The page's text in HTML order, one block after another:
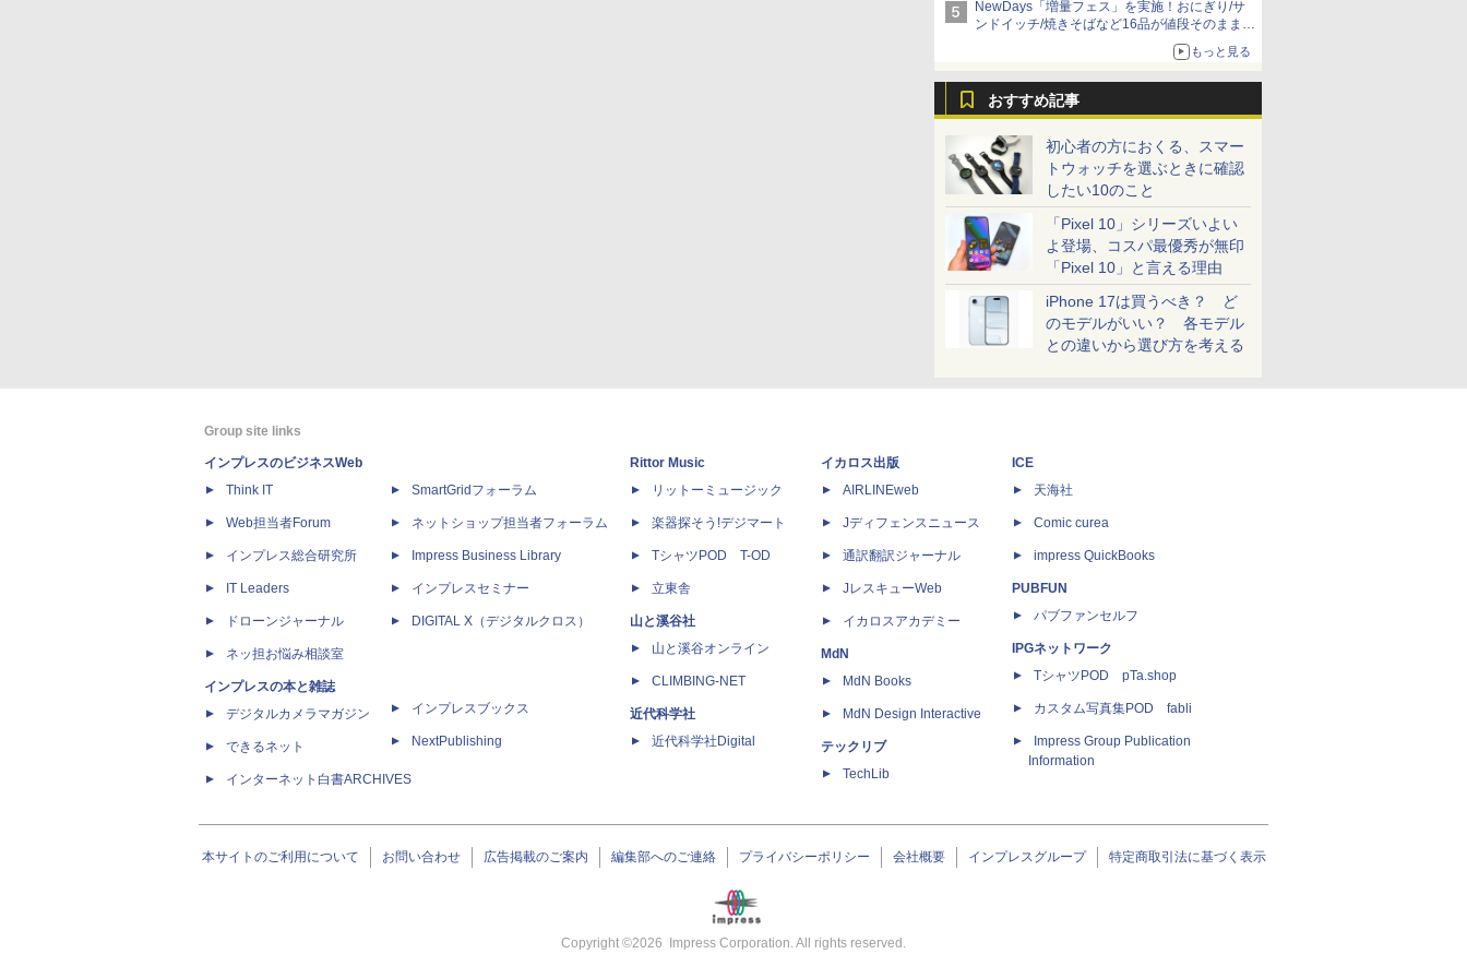
NewDays「増量フェス」を実施！おにぎり/サ
ンドイッチ/焼きそばなど16品が値段そのままで
もっと見る
おすすめ記事
初心者の方におくる、スマー
トウォッチを選ぶときに確認
したい10のこと
「Pixel 10」シリーズいよい
よ登場、コスパ最優秀が無印
「Pixel 10」と言える理由
iPhone 17は買うべき？ ど
のモデルがいい？ 各モデル
との違いから選び方を考える
Group site links
インプレスのビジネスWeb
Think IT
Web担当者Forum
インプレス総合研究所
IT Leaders
ドローンジャーナル
ネッ担お悩み相談室
インプレスの本と雑誌
デジタルカメラマガジン
できるネット
インターネット白書ARCHIVES
SmartGridフォーラム
ネットショップ担当者フォーラム
Impress Business Library
インプレスセミナー
DIGITAL X（デジタルクロス）
インプレスブックス
NextPublishing
Rittor Music
リットーミュージック
楽器探そう!デジマート
TシャツPOD T-OD
立東舎
山と溪谷社
山と溪谷オンライン
CLIMBING-NET
近代科学社
近代科学社Digital
イカロス出版
AIRLINEweb
Jディフェンスニュース
通訳翻訳ジャーナル
JレスキューWeb
イカロスアカデミー
MdN
MdN Books
MdN Design Interactive
テックリブ
TechLib
ICE
天海社
Comic curea
impress QuickBooks
PUBFUN
パブファンセルフ
IPGネットワーク
TシャツPOD pTa.shop
カスタム写真集POD fabli
Impress Group Publication
Information
本サイトのご利用について お問い合わせ 広告掲載のご案内 編集部へのご連絡 プライバシーポリシー 会社概要 インプレスグループ 特定商取引法に基づく表示
Copyright ©2026 Impress Corporation. All rights reserved.